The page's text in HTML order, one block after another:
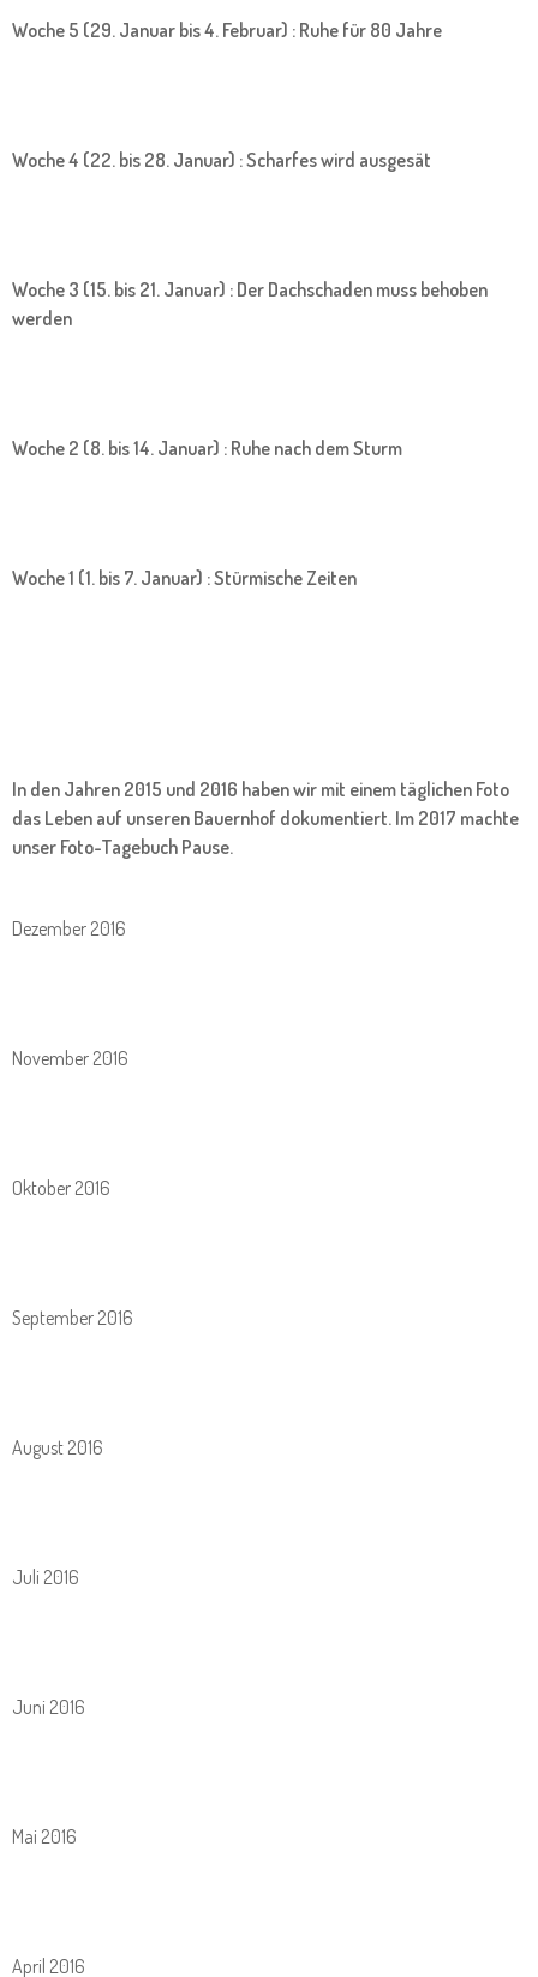
Woche 5 (29. Januar bis 4. Februar) : Ruhe für 80 Jahre
Woche 4 (22. bis 28. Januar) : Scharfes wird ausgesät
Woche 3 (15. bis 21. Januar) : Der Dachschaden muss behoben
werden
Woche 2 (8. bis 14. Januar) : Ruhe nach dem Sturm
Woche 1 (1. bis 7. Januar) : Stürmische Zeiten
In den Jahren 2015 und 2016 haben wir mit einem täglichen Foto
das Leben auf unseren Bauernhof dokumentiert. Im 2017 machte
unser Foto-Tagebuch Pause.
Dezember 2016
November 2016
Oktober 2016
September 2016
August 2016
Juli 2016
Juni 2016
Mai 2016
April 2016